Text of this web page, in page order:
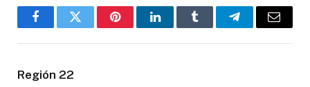
FacebookTwitter PinterestLinkedInTumblr TelegramEmail
Región 22